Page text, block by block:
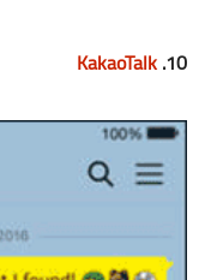
10.
KakaoTalk